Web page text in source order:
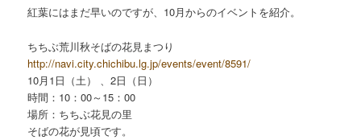
紅葉にはまだ早いのですが、10月からのイベントを紹介。
ちちぶ荒川秋そばの花見まつり
http://navi.city.chichibu.lg.jp/events/event/8591/
10月1日（土） 、2日（日）
時間：10：00～15：00
場所：ちちぶ花見の里
そばの花が見頃です。